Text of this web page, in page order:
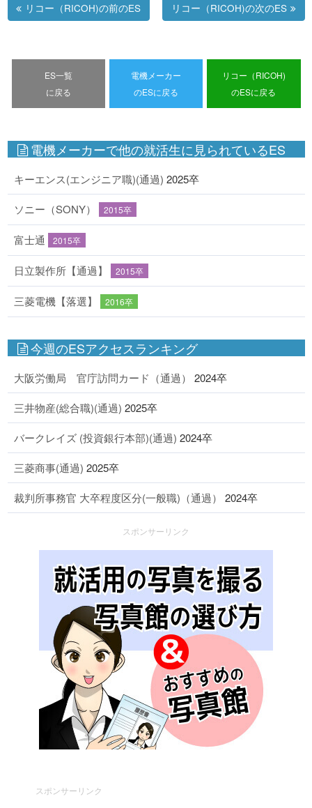
リコー（RICOH)の前のES リコー（RICOH)の次のES
ES一覧
に戻る
電機メーカー
のESに戻る
リコー（RICOH)
のESに戻る
電機メーカーで他の就活生に見られているES
キーエンス(エンジニア職)(通過) 2025卒
ソニー（SONY） 2015卒
富士通 2015卒
日立製作所【通過】 2015卒
三菱電機【落選】 2016卒
今週のESアクセスランキング
大阪労働局 官庁訪問カード（通過） 2024卒
三井物産(総合職)(通過) 2025卒
バークレイズ (投資銀行本部)(通過) 2024卒
三菱商事(通過) 2025卒
裁判所事務官 大卒程度区分(一般職)（通過） 2024卒
スポンサーリンク
スポンサーリンク